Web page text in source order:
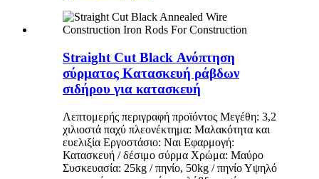
Straight Cut Black Ανόπτηση
σύρματος Κατασκευή ράβδων
σιδήρου για κατασκευή
Λεπτομερής περιγραφή προϊόντος Μεγέθη: 3,2
χιλιοστά παχύ πλεονέκτημα: Μαλακότητα και
ευελιξία Εργοστάσιο: Ναι Εφαρμογή:
Κατασκευή / δέσιμο σύρμα Χρώμα: Μαύρο
Συσκευασία: 25kg / πηνίο, 50kg / πηνίο Υψηλό